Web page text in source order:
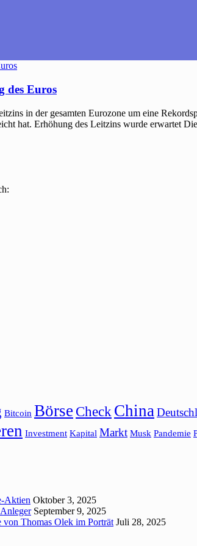
des Euros
in der gesamten Eurozone um eine
hat. Erhöhung des Leitzins wurde erwartet
Bitcoin Börse Check China
Investment Kapital Markt Musk Pandemie
Aktien Oktober 3, 2025
September 9, 2025
Thomas Olek im Porträt Juli 28, 2025